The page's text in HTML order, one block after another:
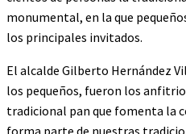
monumental, en la que
los principales invitados.
El alcalde Gilberto Hernández
los pequeños, fueron los
tradicional pan que fomenta la